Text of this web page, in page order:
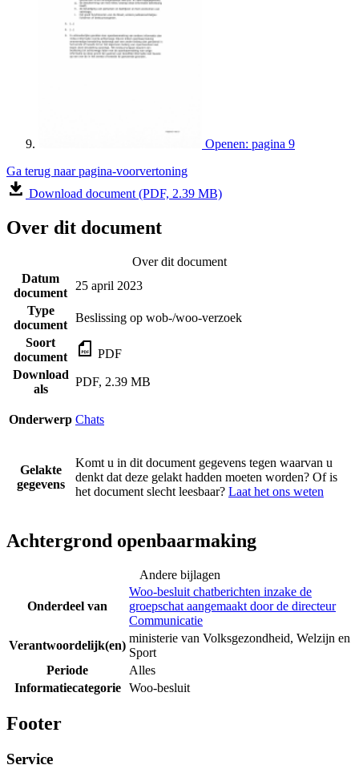
Openen: pagina 9
Ga terug naar pagina-voorvertoning
Download document (PDF, 2.39 MB)
Over dit document
Over dit document
Datum
document
25 april 2023
Type
document
Beslissing op wob-/woo-verzoek
Soort
document
PDF
Download
als
PDF, 2.39 MB
Onderwerp Chats
Gelakte
gegevens
Komt u in dit document gegevens tegen waarvan u
denkt dat deze gelakt hadden moeten worden? Of is
het document slecht leesbaar? Laat het ons weten
Achtergrond openbaarmaking
Andere bijlagen
Onderdeel van
Woo-besluit chatberichten inzake de
groepschat aangemaakt door de directeur
Communicatie
Verantwoordelijk(en)
ministerie van Volksgezondheid, Welzijn en
Sport
Periode
Alles
Informatiecategorie
Woo-besluit
Footer
Service